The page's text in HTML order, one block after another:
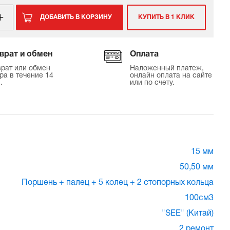
ДОБАВИТЬ В КОРЗИНУ КУПИТЬ В 1 КЛИК
и обмен
или обмен
в течение 14
Оплата
Наложенный платеж,
онлайн оплата на сайте
или по счету.
15 мм
50,50 мм
Поршень + палец + 5 колец + 2 стопорных кольца
100см3
"SEE" (Китай)